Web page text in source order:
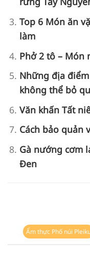
Top 6 Món ăn
làm
Phở 2 tô – Món
Những địa
không thể bỏ
Văn khấn Tất
Cách bảo quản
Gà nướng cơm
Đen
Ẩm thực Phố núi